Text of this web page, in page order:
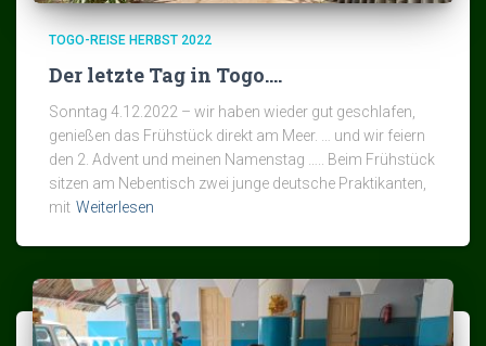
TOGO-REISE HERBST 2022
Der letzte Tag in Togo….
Sonntag 4.12.2022 – wir haben wieder gut geschlafen,
genießen das Frühstück direkt am Meer. … und wir feiern
den 2. Advent und meinen Namenstag ….. Beim Frühstück
sitzen am Nebentisch zwei junge deutsche Praktikanten,
mit Weiterlesen